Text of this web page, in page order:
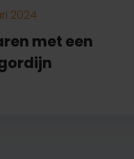
2024
met een